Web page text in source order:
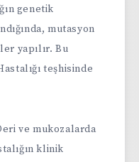
genetik
mutasyon
yapılır. Bu
teşhisinde
ve mukozalarda
klinik